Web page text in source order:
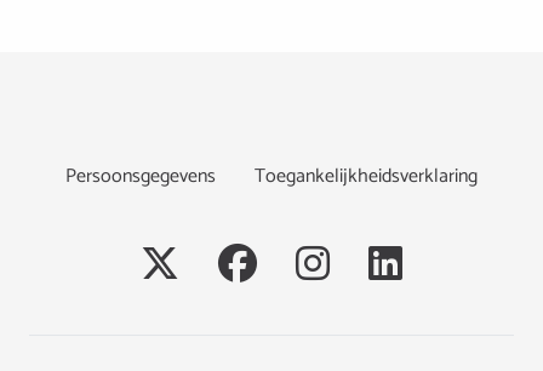
Persoonsgegevens Toegankelijkheidsverklaring